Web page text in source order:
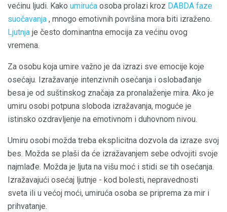
većinu ljudi. Kako umiruća osoba prolazi kroz DABDA faze
suočavanja , mnogo emotivnih površina mora biti izraženo.
Ljutnja je često dominantna emocija za većinu ovog
vremena.
Za osobu koja umire važno je da izrazi sve emocije koje
osećaju. Izražavanje intenzivnih osećanja i oslobađanje
besa je od suštinskog značaja za pronalaženje mira. Ako je
umiru osobi potpuna sloboda izražavanja, moguće je
istinsko ozdravljenje na emotivnom i duhovnom nivou.
Umiru osobi možda treba eksplicitna dozvola da izraze svoj
bes. Možda se plaši da će izražavanjem sebe odvojiti svoje
najmlađe. Možda je ljuta na višu moć i stidi se tih osećanja.
Izražavajući osećaj ljutnje - kod bolesti, nepravednosti
sveta ili u većoj moći, umiruća osoba se priprema za mir i
prihvatanje.